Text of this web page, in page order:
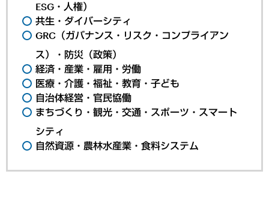
ESG・人権）
共生・ダイバーシティ
GRC（ガバナンス・リスク・コンプライアン
ス）・防災（政策）
経済・産業・雇用・労働
医療・介護・福祉・教育・子ども
自治体経営・官民協働
まちづくり・観光・交通・スポーツ・スマート
シティ
自然資源・農林水産業・食料システム